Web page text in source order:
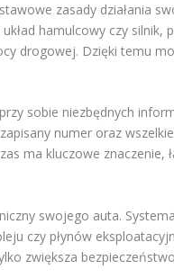
zasady działania
hamulcowy czy silnik,
drogowej. Dzięki temu
sobie niezbędnych
numer oraz
ma kluczowe
swojego auta.
czy płynów
zwiększa